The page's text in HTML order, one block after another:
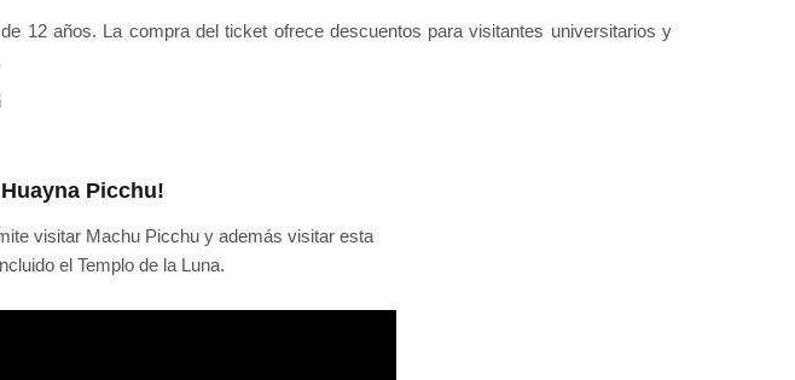
12 años. La compra del ticket ofrece descuentos para visitantes universitarios y
Picchu!
visitar Machu Picchu y además visitar esta
el Templo de la Luna.